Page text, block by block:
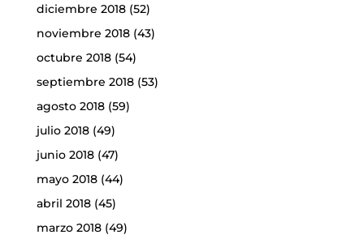
diciembre 2018(52)
noviembre 2018(43)
octubre 2018(54)
septiembre 2018(53)
agosto 2018(59)
julio 2018(49)
junio 2018(47)
mayo 2018(44)
abril 2018(45)
marzo 2018(49)